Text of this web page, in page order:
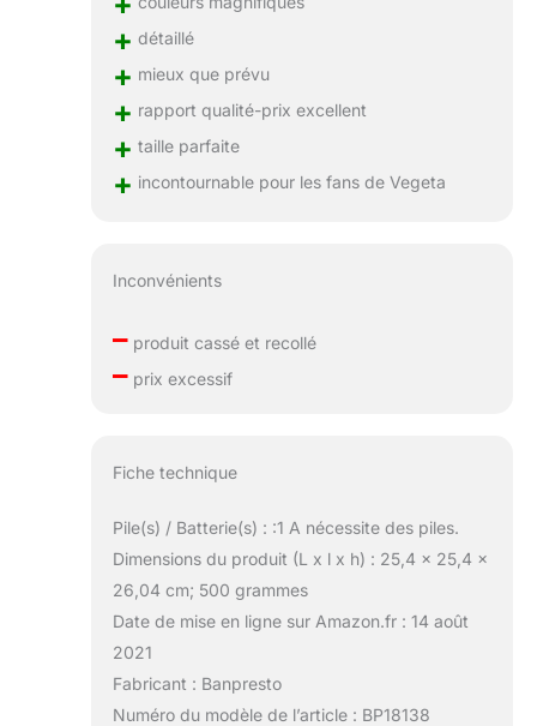
+ détaillé
+ mieux que prévu
+ rapport qualité-prix excellent
+ taille parfaite
+ incontournable pour les fans de Vegeta
Inconvénients
–produit cassé et recollé
–prix excessif
Fiche technique
Pile(s) / Batterie(s) : :1 A nécessite des piles.
Dimensions du produit (L x l x h) : 25,4 x 25,4 x
26,04 cm; 500 grammes
Date de mise en ligne sur Amazon.fr : 14 août
2021
Fabricant : Banpresto
Numéro du modèle de l’article : BP18138